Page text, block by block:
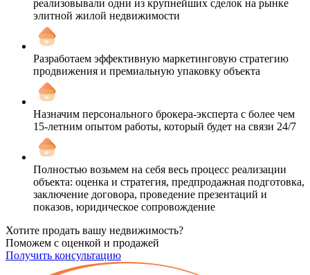
реализовывали одни из крупнейших сделок на рынке
элитной жилой недвижимости
Разработаем эффективную маркетинговую стратегию
продвижения и премиальную упаковку объекта
Назначим персонального брокера-эксперта с более чем
15-летним опытом работы, который будет на связи 24/7
Полностью возьмем на себя весь процесс реализации
объекта: оценка и стратегия, предпродажная подготовка,
заключение договора, проведение презентаций и
показов, юридическое сопровождение
Хотите продать вашу недвижимость?
Поможем с оценкой и продажей
Получить консультацию